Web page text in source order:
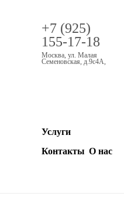
+7 (925)
155-17-18
Москва, ул. Малая
Семеновская, д.9с4А,
Услуги
Контакты О нас